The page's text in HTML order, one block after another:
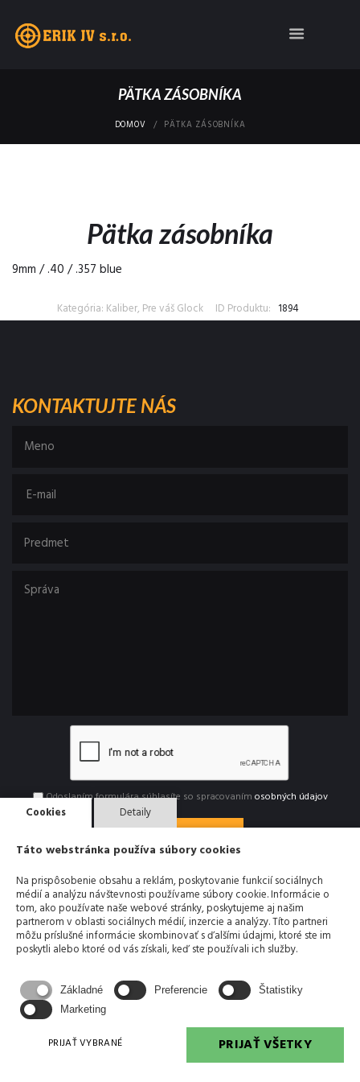
PÄTKA ZÁSOBNÍKA
DOMOV PÄTKA ZÁSOBNÍKA
Pätka zásobníka
9mm / .40 / .357 blue
Kategória: Kaliber, Pre váš Glock ID Produktu: 1894
Cookies Detaily
Táto webstránka používa súbory cookies
Na prispôsobenie obsahu a reklám, poskytovanie funkcií sociálnych
médií a analýzu návštevnosti používame súbory cookie. Informácie o
tom, ako používate naše webové stránky, poskytujeme aj našim
partnerom v oblasti sociálnych médií, inzercie a analýzy. Títo partneri
môžu príslušné informácie skombinovať s ďalšími údajmi, ktoré ste im
poskytli alebo ktoré od vás získali, keď ste používali ich služby.
Základné Preferencie
Štatistiky
Marketing
PRIJAŤ VYBRANÉ PRIJAŤ VŠETKY
KONTAKTUJTE NÁS
Odoslaním formulára súhlasíte so spracovaním osobných údajov
+421 905 677 681
851 01 BRATISLAVA